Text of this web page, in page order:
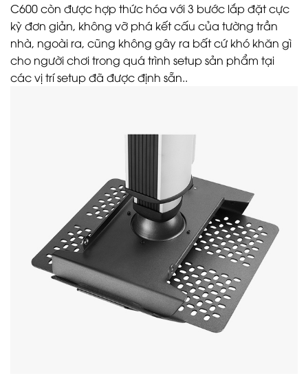
C600 còn được hợp thức hóa với 3 bước lắp đặt cực
kỳ đơn giản, không vỡ phá kết cấu của tường trần
nhà, ngoài ra, cũng không gây ra bất cứ khó khăn gì
cho người chơi trong quá trình setup sản phẩm tại
các vị trí setup đã được định sẵn..